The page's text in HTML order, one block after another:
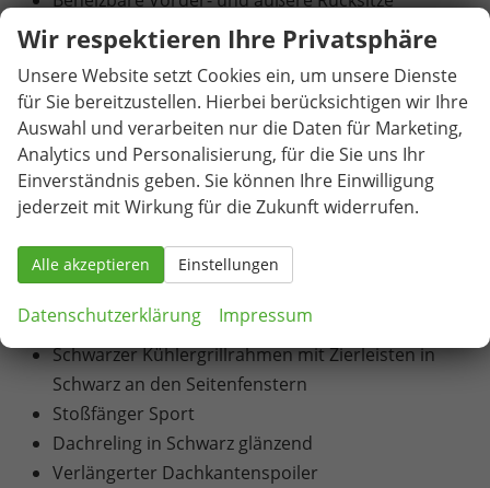
Beheizbare Windschutzscheibe
Nebelscheinwerfer mit Abbiegelicht
Scheinwerferreinigungsanlage
LED-Tagfahrlicht
Matrix-LED-Scheinwerfer
LED-Heckleuchten mit Kristallglasoptik und
animierten Blinkern
Aeroblenden in Schwarz (Reifen 225/50 R 18)
Fahrwerk für DCC vorn
Schwarzer Kühlergrillrahmen mit Zierleisten in
Schwarz an den Seitenfenstern
Stoßfänger Sport
Dachreling in Schwarz glänzend
Verlängerter Dachkantenspoiler
Wir respektieren Ihre Privatsphäre
Unsere Website setzt Cookies ein, um unsere Dienste
für Sie bereitzustellen. Hierbei berücksichtigen wir Ihre
Auswahl und verarbeiten nur die Daten für Marketing,
Analytics und Personalisierung, für die Sie uns Ihr
Einverständnis geben. Sie können Ihre Einwilligung
jederzeit mit Wirkung für die Zukunft widerrufen.
Alle akzeptieren Einstellungen
Datenschutzerklärung Impressum